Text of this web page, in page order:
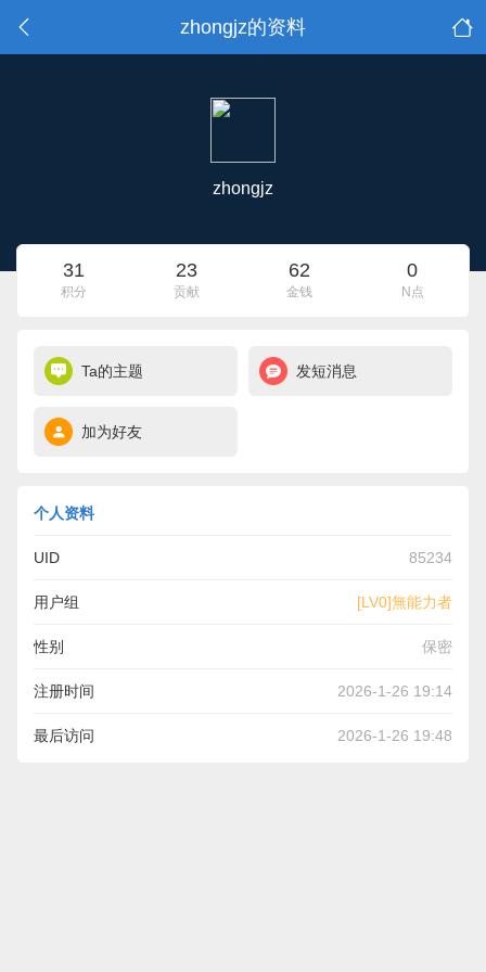
zhongjz的资料
zhongjz
31
积分
23
贡献
62
金钱
0
N点
Ta的主题 发短消息
加为好友
个人资料
UID 85234
用户组 [LV0]無能力者
性别 保密
注册时间 2026-1-26 19:14
最后访问 2026-1-26 19:48